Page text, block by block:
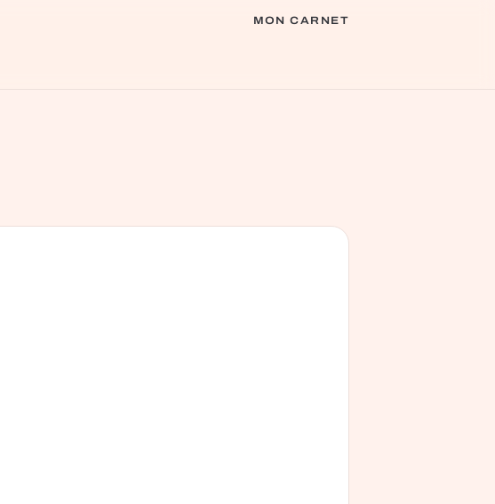
MON CARNET